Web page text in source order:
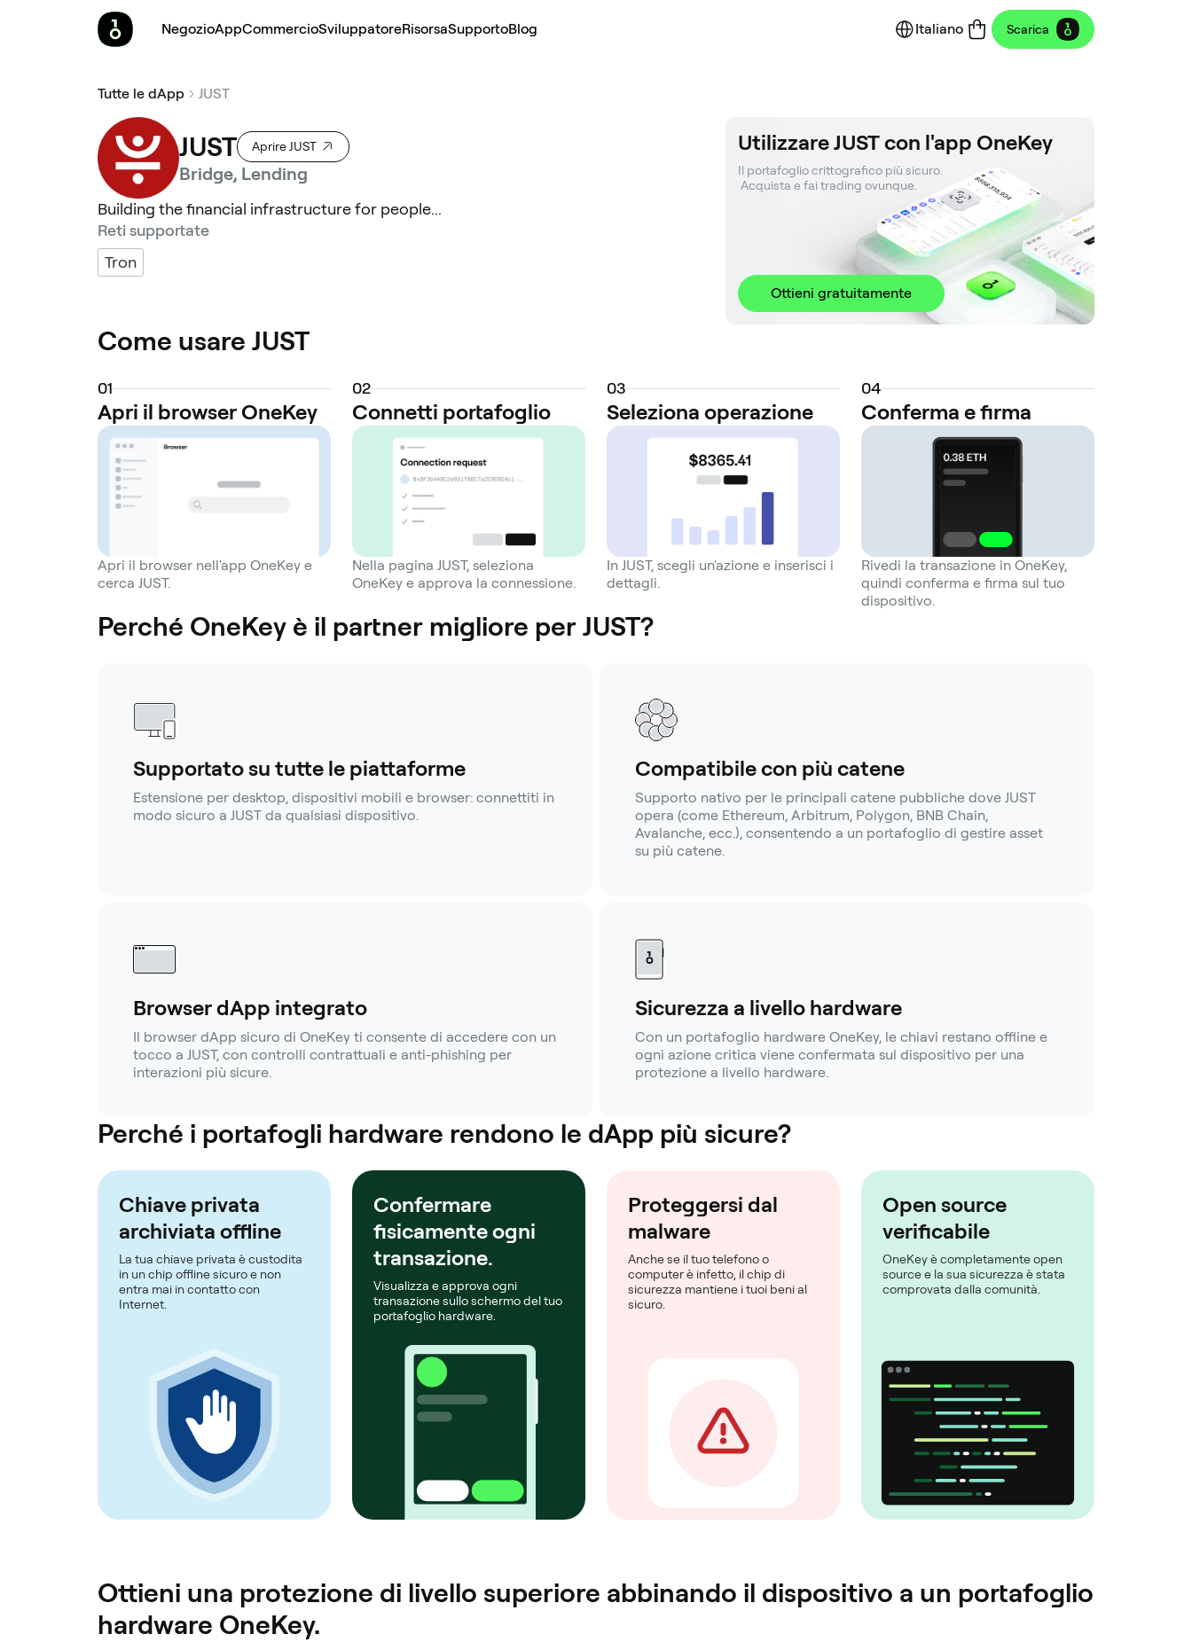
NegozioAppCommercioSviluppatoreRisorsaSupportoBlog Italiano Scarica
Tutte le dApp JUST
JUST Aprire JUST
Bridge, Lending
Building the financial infrastructure for people...
Reti supportate
Tron
Utilizzare JUST con l'app OneKey
Il portafoglio crittografico più sicuro.
Acquista e fai trading ovunque.
Ottieni gratuitamente
Come usare JUST
01
Apri il browser OneKey
Apri il browser nell'app OneKey e
cerca JUST.
02
Connetti portafoglio
Nella pagina JUST, seleziona
OneKey e approva la connessione.
03
Seleziona operazione
In JUST, scegli un'azione e inserisci i
dettagli.
04
Conferma e firma
Rivedi la transazione in OneKey,
quindi conferma e firma sul tuo
dispositivo.
Perché OneKey è il partner migliore per JUST?
Supportato su tutte le piattaforme
Estensione per desktop, dispositivi mobili e browser: connettiti in
modo sicuro a JUST da qualsiasi dispositivo.
Compatibile con più catene
Supporto nativo per le principali catene pubbliche dove JUST
opera (come Ethereum, Arbitrum, Polygon, BNB Chain,
Avalanche, ecc.), consentendo a un portafoglio di gestire asset
su più catene.
Browser dApp integrato
Il browser dApp sicuro di OneKey ti consente di accedere con un
tocco a JUST, con controlli contrattuali e anti-phishing per
interazioni più sicure.
Sicurezza a livello hardware
Con un portafoglio hardware OneKey, le chiavi restano offline e
ogni azione critica viene confermata sul dispositivo per una
protezione a livello hardware.
Perché i portafogli hardware rendono le dApp più sicure?
Chiave privata
archiviata offline
La tua chiave privata è custodita
in un chip offline sicuro e non
entra mai in contatto con
Internet.
Confermare
fisicamente ogni
transazione.
Visualizza e approva ogni
transazione sullo schermo del tuo
portafoglio hardware.
Proteggersi dal
malware
Anche se il tuo telefono o
computer è infetto, il chip di
sicurezza mantiene i tuoi beni al
sicuro.
Open source
verificabile
OneKey è completamente open
source e la sua sicurezza è stata
comprovata dalla comunità.
Ottieni una protezione di livello superiore abbinando il dispositivo a un portafoglio
hardware OneKey.